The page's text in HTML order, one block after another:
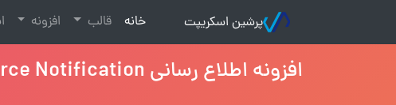
پرشین اسکریپت خانه
(current) قالب افزونه
افزونه اطلاع رسانی WooCommerce Notification ووکامرس نسخه 1.7.0